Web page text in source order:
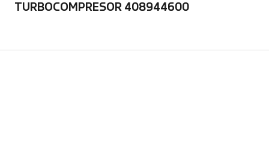
TURBOCOMPRESOR 408944600